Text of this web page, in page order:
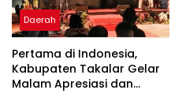
Daerah
Pertama di Indonesia,
Kabupaten Takalar Gelar
Malam Apresiasi dan